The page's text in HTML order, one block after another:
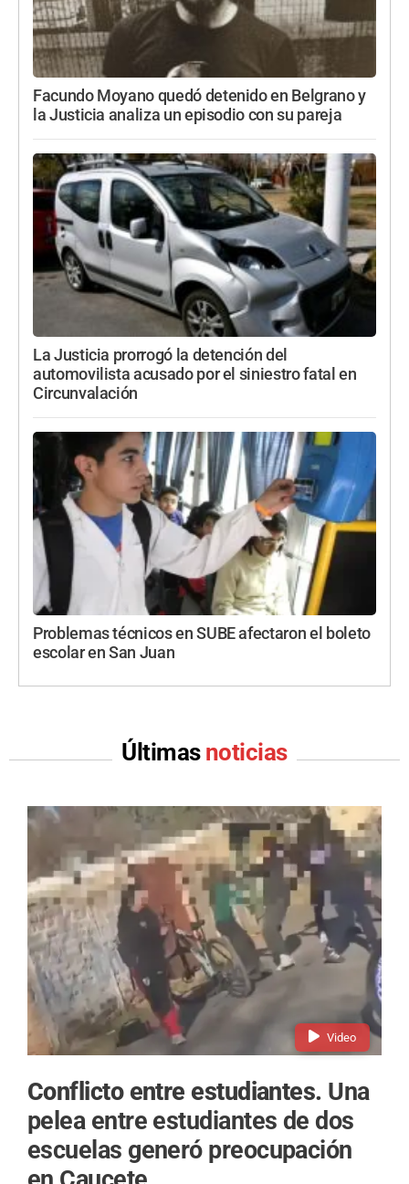
Facundo Moyano quedó detenido en Belgrano y
la Justicia analiza un episodio con su pareja
La Justicia prorrogó la detención del
automovilista acusado por el siniestro fatal en
Circunvalación
Problemas técnicos en SUBE afectaron el boleto
escolar en San Juan
Últimas noticias
Video
Conflicto entre estudiantes. Una
pelea entre estudiantes de dos
escuelas generó preocupación